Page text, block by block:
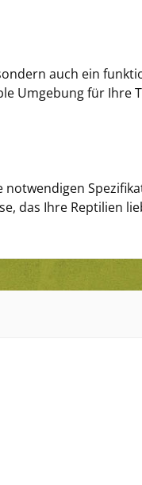
auch ein
Umgebung für Ihre
notwendigen
das Ihre Reptilien